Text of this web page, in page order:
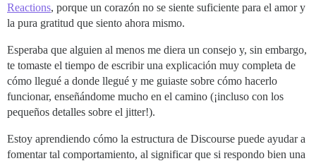
Reactions, porque un corazón no se siente suficiente para el amor y
la pura gratitud que siento ahora mismo.
Esperaba que alguien al menos me diera un consejo y, sin embargo,
te tomaste el tiempo de escribir una explicación muy completa de
cómo llegué a donde llegué y me guiaste sobre cómo hacerlo
funcionar, enseñándome mucho en el camino (¡incluso con los
pequeños detalles sobre el jitter!).
Estoy aprendiendo cómo la estructura de Discourse puede ayudar a
fomentar tal comportamiento, al significar que si respondo bien una